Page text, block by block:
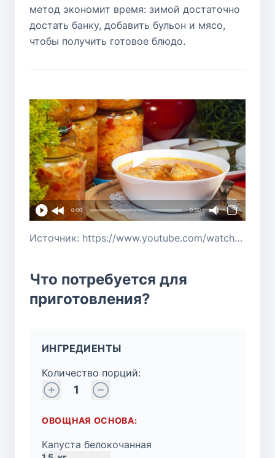
метод экономит время: зимой достаточно
достать банку, добавить бульон и мясо,
чтобы получить готовое блюдо.
0:00 0:00
Источник: https://www.youtube.com/watch?v=HmqIid3kcIg
Что потребуется для
приготовления?
ИНГРЕДИЕНТЫ
Количество порций:
1
ОВОЩНАЯ ОСНОВА:
Капуста белокочанная